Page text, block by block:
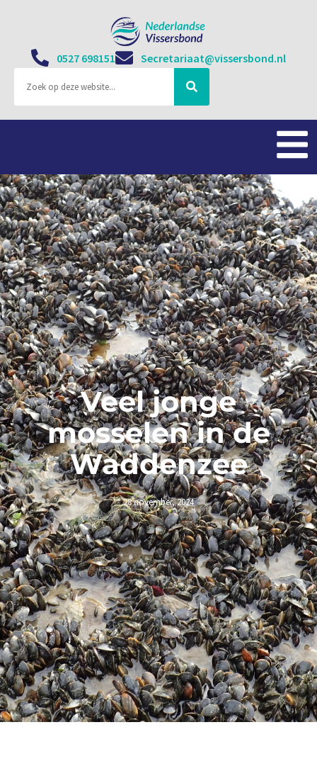
0527 698151 Secretariaat@vissersbond.nl
Veel jonge
mosselen in de
Waddenzee
28 november, 2024